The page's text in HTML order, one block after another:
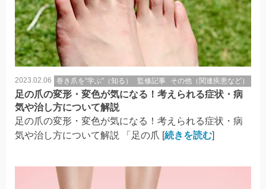
2023.02.06 巻き爪を”学ぶ”（知る） 監修記事 その他（関連疾患など）
足の爪の変形・変色が気になる！考えられる症状・病
気や治し方について解説
足の爪の変形・変色が気になる！考えられる症状・病
気や治し方について解説 「足の爪 [続きを読む]